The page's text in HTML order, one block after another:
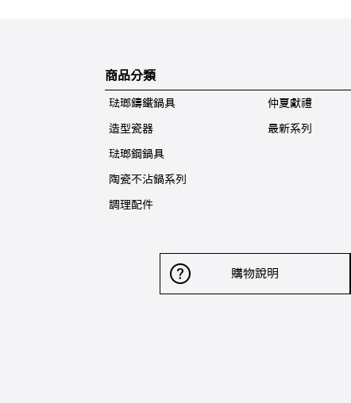
商品分類
琺瑯鑄鐵鍋具
造型瓷器
琺瑯鋼鍋具
陶瓷不沾鍋系列
調理配件
仲夏獻禮
最新系列
購物說明